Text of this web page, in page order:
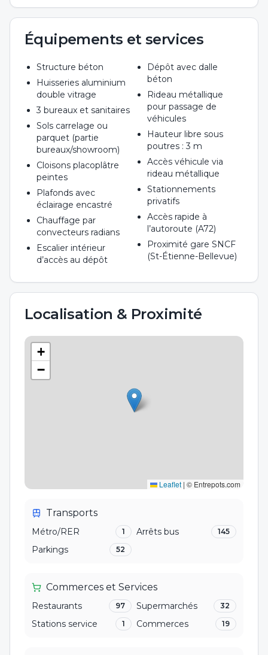
Équipements et services
Structure béton
Huisseries aluminium
double vitrage
3 bureaux et sanitaires
Sols carrelage ou
parquet (partie
bureaux/showroom)
Cloisons placoplâtre
peintes
Plafonds avec
éclairage encastré
Chauffage par
convecteurs radians
Escalier intérieur
d’accès au dépôt
Dépôt avec dalle
béton
Rideau métallique
pour passage de
véhicules
Hauteur libre sous
poutres : 3 m
Accès véhicule via
rideau métallique
Stationnements
privatifs
Accès rapide à
l’autoroute (A72)
Proximité gare SNCF
(St-Étienne-Bellevue)
Localisation & Proximité
+
−
Leaflet | © Entrepots.com
Transports
Métro/RER 1 Arrêts bus 145
Parkings 52
Commerces et Services
Restaurants 97 Supermarchés 32
Stations service 1 Commerces 19